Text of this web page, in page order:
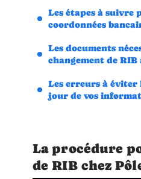
Les étapes à suivre
coordonnées
Les documents
changement de RIB
Les erreurs à éviter
jour de vos
La procédure
de RIB chez